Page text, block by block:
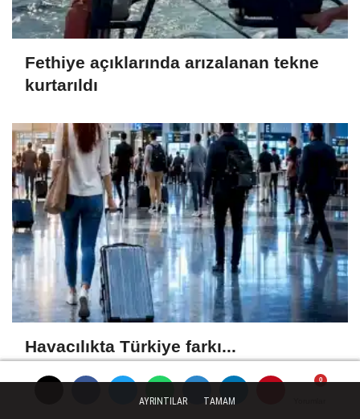
Fethiye açıklarında arızalanan tekne
kurtarıldı
Havacılıkta Türkiye farkı...
AYRINTILAR TAMAM